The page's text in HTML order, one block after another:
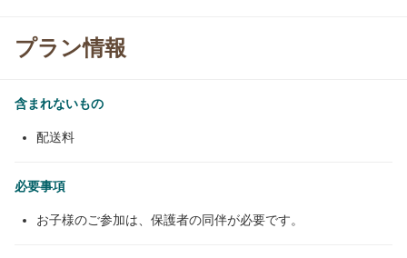
プラン情報
含まれないもの
配送料
必要事項
お子様のご参加は、保護者の同伴が必要です。